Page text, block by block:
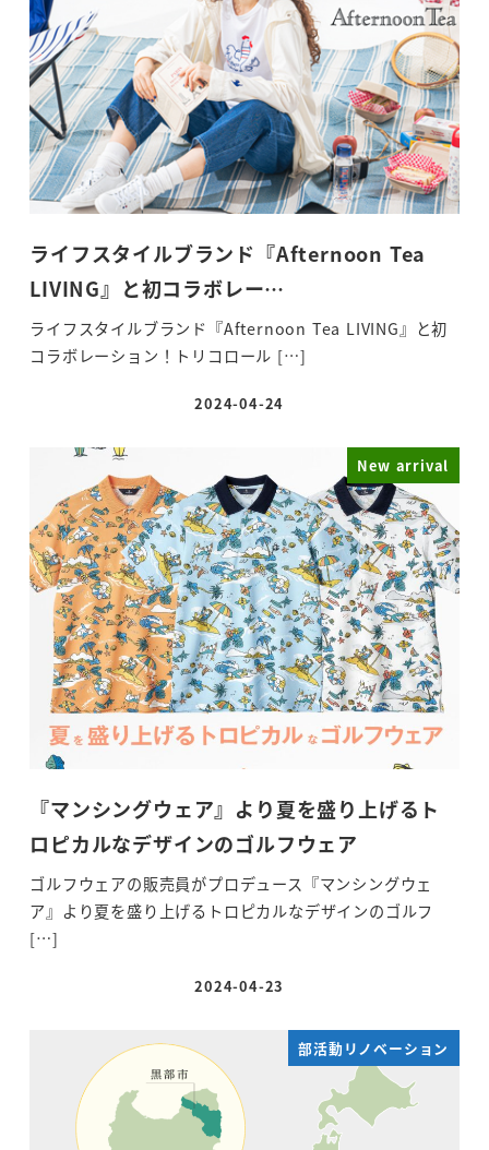
ライフスタイルブランド『Afternoon Tea
LIVING』と初コラボレー…
ライフスタイルブランド『Afternoon Tea LIVING』と初
コラボレーション！トリコロール […]
投稿日
2024-04-24
New arrival
『マンシングウェア』より夏を盛り上げるト
ロピカルなデザインのゴルフウェア
ゴルフウェアの販売員がプロデュース『マンシングウェ
ア』より夏を盛り上げるトロピカルなデザインのゴルフ
[…]
投稿日
2024-04-23
部活動リノベーション